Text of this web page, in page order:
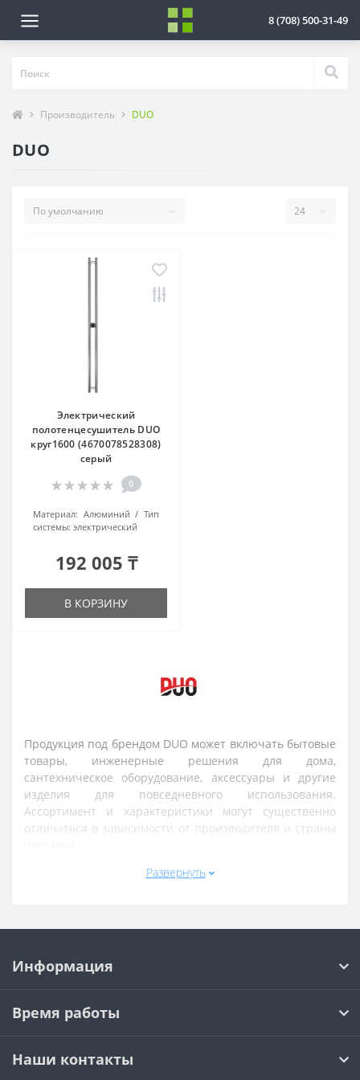
8 (708) 500-31-49
Производитель DUO
DUO
Электрический
полотенцесушитель DUO
круг1600 (4670078528308)
серый
0
Материал: Алюминий
Тип
системы: электрический
192 005 ₸
В КОРЗИНУ
Продукция под брендом DUO может включать бытовые
товары, инженерные решения для дома,
сантехническое оборудование, аксессуары и другие
изделия для повседневного использования.
Ассортимент и характеристики могут существенно
отличаться в зависимости от производителя и страны
Товары DUO обычно ориентированы на базовые
применяются в жилых и коммерческих помещениях
Развернуть
Информация
Время работы
Наши контакты